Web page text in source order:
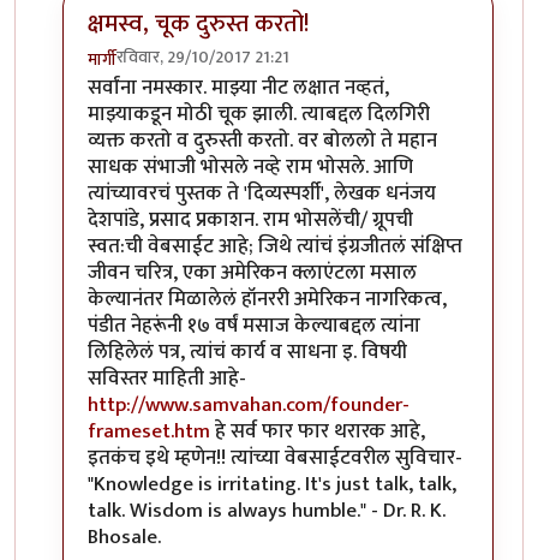
क्षमस्व, चूक दुरुस्त करतो!
मार्गीरविवार, 29/10/2017 21:21
In reply toखूप धन्यवाद!byमार्गी
सर्वांना नमस्कार. माझ्या नीट लक्षात नव्हतं,
माझ्याकडून मोठी चूक झाली. त्याबद्दल दिलगिरी
व्यक्त करतो व दुरुस्ती करतो. वर बोललो ते महान
साधक संभाजी भोसले नव्हे राम भोसले. आणि
त्यांच्यावरचं पुस्तक ते 'दिव्यस्पर्शी', लेखक धनंजय
देशपांडे, प्रसाद प्रकाशन. राम भोसलेंची/ ग्रूपची
स्वत:ची वेबसाईट आहे; जिथे त्यांचं इंग्रजीतलं संक्षिप्त
जीवन चरित्र, एका अमेरिकन क्लाएंटला मसाल
केल्यानंतर मिळालेलं हॉनररी अमेरिकन नागरिकत्व,
पंडीत नेहरूंनी १७ वर्षं मसाज केल्याबद्दल त्यांना
लिहिलेलं पत्र, त्यांचं कार्य व साधना इ. विषयी
सविस्तर माहिती आहे-
http://www.samvahan.com/founder-
frameset.htmहे सर्व फार फार थरारक आहे,
इतकंच इथे म्हणेन!! त्यांच्या वेबसाईटवरील सुविचार-
"Knowledge is irritating. It's just talk, talk,
talk. Wisdom is always humble." - Dr. R. K.
Bhosale.